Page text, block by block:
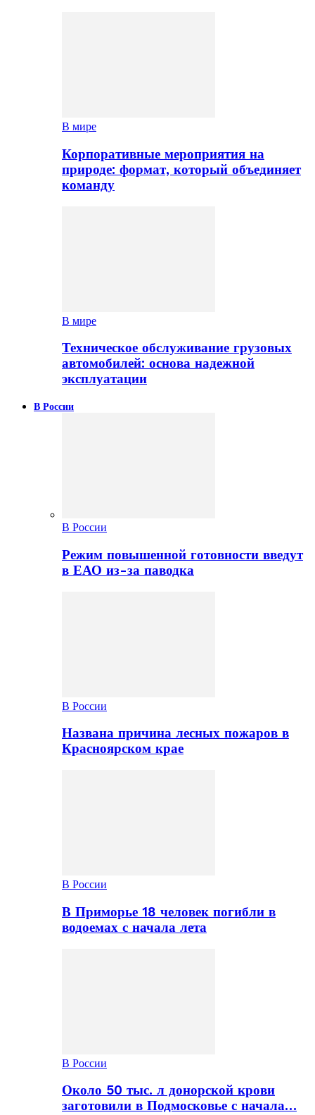
В мире
Корпоративные мероприятия на
природе: формат, который объединяет
команду
В мире
Техническое обслуживание грузовых
автомобилей: основа надежной
эксплуатации
В России
В России
Режим повышенной готовности введут
в ЕАО из-за паводка
В России
Названа причина лесных пожаров в
Красноярском крае
В России
В Приморье 18 человек погибли в
водоемах с начала лета
В России
Около 50 тыс. л донорской крови
заготовили в Подмосковье с начала…